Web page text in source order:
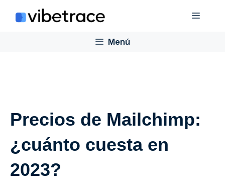
Menú
Menú
Precios de Mailchimp:
¿cuánto cuesta en
2023?